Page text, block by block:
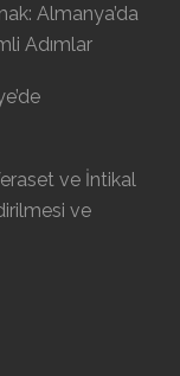
Almanya’da
Adımlar
ve İntikal
ve